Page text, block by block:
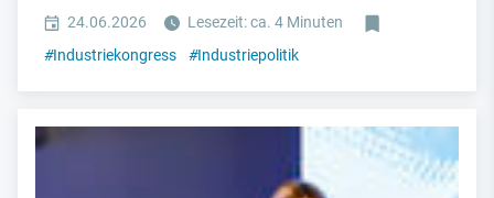
24.06.2026
Lesezeit: ca. 4 Minuten
#Industriekongress #Industriepolitik